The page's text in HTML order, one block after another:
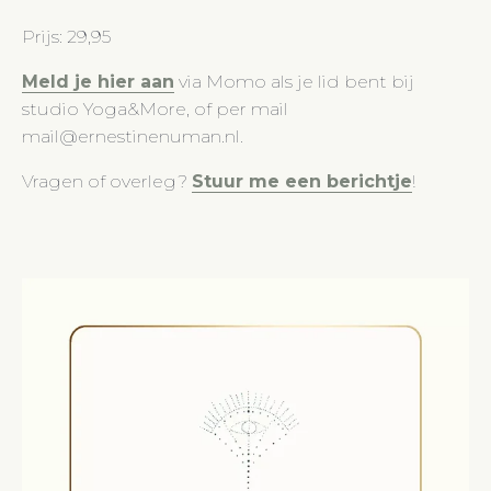
Prijs: 29,95
Meld je hier aan via Momo als je lid bent bij
studio Yoga&More, of per mail
mail@ernestinenuman.nl.
Vragen of overleg? Stuur me een berichtje!